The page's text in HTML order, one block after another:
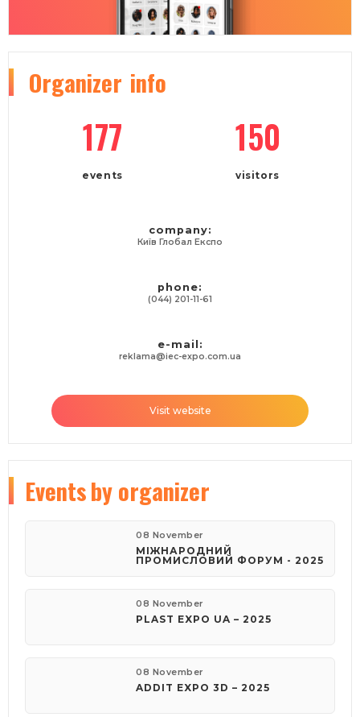
Organizer info
177
events
150
visitors
company:
Київ Глобал Експо
phone:
(044) 201-11-61
e-mail:
reklama@iec-expo.com.ua
Visit website
Eventsby organizer
08 November
МІЖНАРОДНИЙ
ПРОМИСЛОВИЙ ФОРУМ - 2025
08 November
PLAST EXPO UA – 2025
08 November
ADDIT EXPO 3D – 2025